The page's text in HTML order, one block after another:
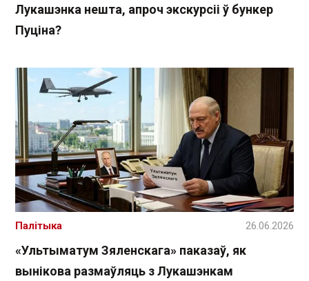
Лукашэнка нешта, апроч экскурсіі ў бункер
Пуціна?
«Ультыматум Зяленскага» паказаў, як
вынікова размаўляць з Лукашэнкам
Палітыка 26.06.2026